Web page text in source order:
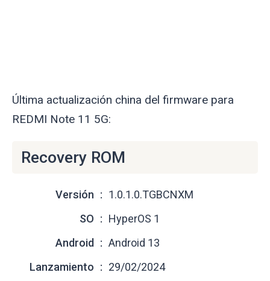
Última actualización china del firmware para
REDMI Note 11 5G:
Recovery ROM
Versión
1.0.1.0.TGBCNXM
SO
HyperOS 1
Android
Android 13
Lanzamiento
29/02/2024